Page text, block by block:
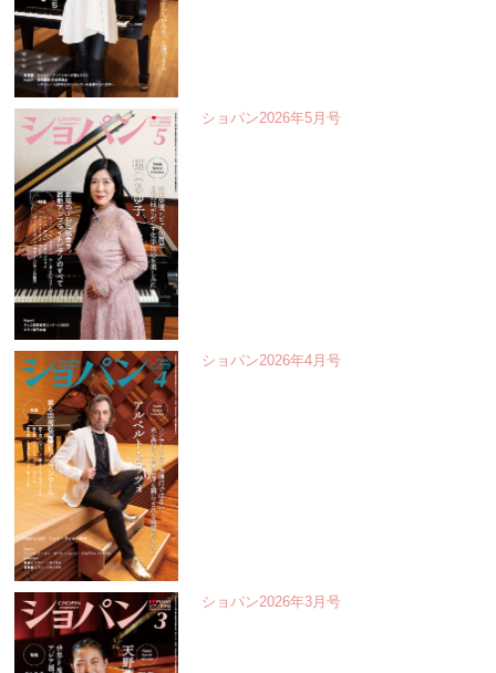
ショパン2026年5月号
ショパン2026年4月号
ショパン2026年3月号